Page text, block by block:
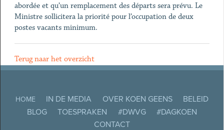
abordée et qu’un remplacement des départs sera prévu. Le
Ministre sollicitera la priorité pour l’occupation de deux
postes vacants minimum.
Terug naar het overzicht
HOME IN DE MEDIA OVER KOEN GEENS
BELEID
BLOG
TOESPRAKEN #DWVG
#DAGKOEN
CONTACT